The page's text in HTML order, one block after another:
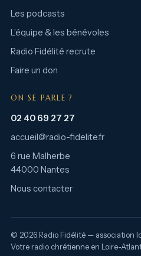
Les podcasts
L’équipe & les bénévoles
Radio Fidélité recrute
Faire un don
ON SE PARLE ?
02 40 69 27 27
accueil@radio-fidelite.fr
6 rue Malherbe
44000 Nantes
Nous contacter
© 2026 Radio Fidélité — association
Votre radio chrétienne en Loire-